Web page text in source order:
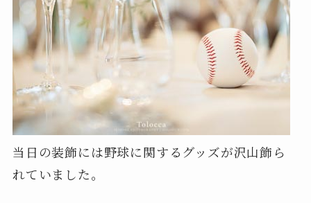
当日の装飾には野球に関するグッズが沢山飾ら
れていました。